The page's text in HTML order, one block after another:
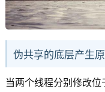
伪共享的底层产生
当两个线程分别修改